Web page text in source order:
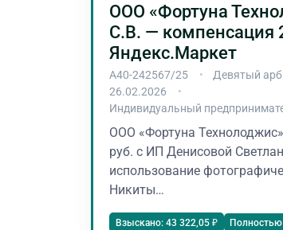
ООО «Фортуна
С.В. — компенсация
Яндекс.Маркет
А40-242567/25
Девятый
26.02.2026
Индивидуальный
ООО «Фортуна
руб. с ИП Денисовой
использование
Никиты…
Взыскано: 43 322,05 ₽ Полностью